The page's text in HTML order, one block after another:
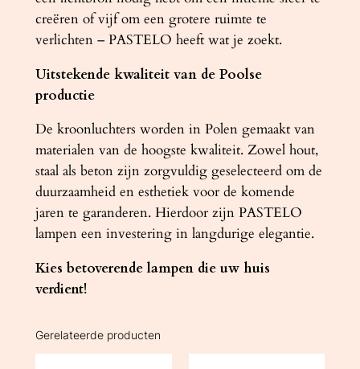
creëren of vijf om een ​​grotere ruimte te
verlichten – PASTELO heeft wat je zoekt.
Uitstekende kwaliteit van de Poolse
productie
De kroonluchters worden in Polen gemaakt van
materialen van de hoogste kwaliteit. Zowel hout,
staal als beton zijn zorgvuldig geselecteerd om de
duurzaamheid en esthetiek voor de komende
jaren te garanderen. Hierdoor zijn PASTELO
lampen een investering in langdurige elegantie.
Kies betoverende lampen die uw huis
verdient!
Gerelateerde producten